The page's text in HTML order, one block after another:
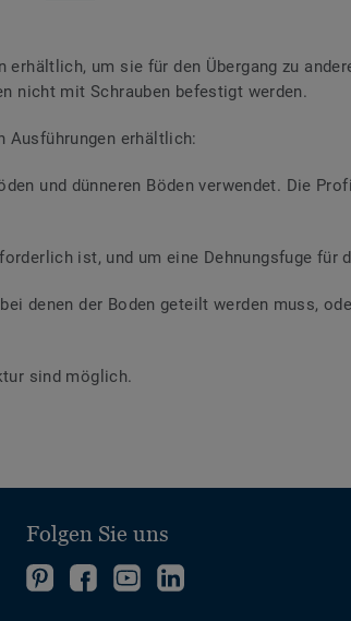
um sie für den Übergang zu
nicht mit Schrauben befestigt werden.
Ausführungen erhältlich:
und dünneren Böden verwendet. Die
ist, und um eine Dehnungsfuge für
denen der Boden geteilt werden muss,
sind möglich.
Folgen Sie uns
FolgenFolgenFolgeFolgen